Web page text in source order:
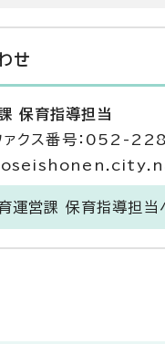
せ
保育指導担当
クス番号：052-
運営課 保育指導担当